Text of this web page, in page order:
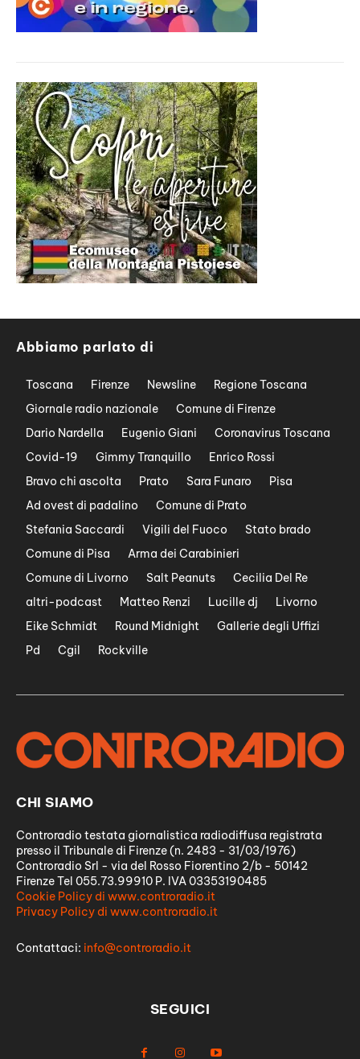
Abbiamo parlato di
Toscana Firenze Newsline
Regione Toscana
Giornale radio nazionale
Comune di Firenze
Dario Nardella
Eugenio Giani
Coronavirus Toscana
Covid-19
Gimmy Tranquillo
Enrico Rossi
Bravo chi ascolta
Prato Sara Funaro
Pisa
Ad ovest di padalino
Comune di Prato
Stefania Saccardi
Vigili del Fuoco
Stato brado
Comune di Pisa
Arma dei Carabinieri
Comune di Livorno
Salt Peanuts
Cecilia Del Re
altri-podcast
Matteo Renzi Lucille dj
Livorno
Eike Schmidt
Round Midnight
Gallerie degli Uffizi
Pd
Cgil Rockville
CHI SIAMO
Controradio testata giornalistica radiodiffusa registrata
presso il Tribunale di Firenze (n. 2483 - 31/03/1976)
Controradio Srl - via del Rosso Fiorentino 2/b - 50142
Firenze Tel 055.73.99910 P. IVA 03353190485
Cookie Policy di www.controradio.it
Privacy Policy di www.controradio.it
Contattaci: info@controradio.it
SEGUICI